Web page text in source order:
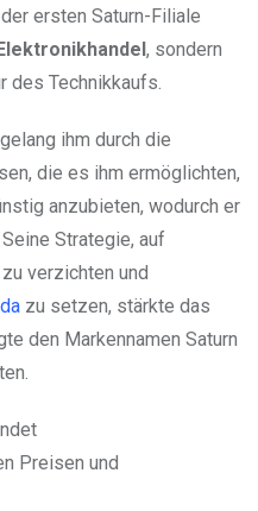
ersten Saturn-Filiale
Elektronikhandel , sondern
des Technikkaufs.
ihm durch die
die es ihm ermöglichten,
anzubieten, wodurch er
Strategie, auf
verzichten und
zu setzen, stärkte das
den Markennamen Saturn
Preisen und